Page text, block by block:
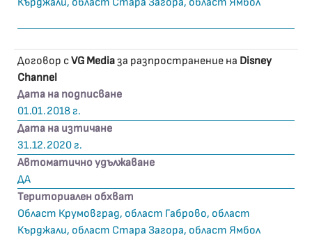
Договор сVG Mediaза разпространение на Disney
Channel
Дата на подписване
01.01.2018 г.
Дата на изтичане
31.12.2020 г.
Автоматично удължаване
ДА
Териториален обхват
Област Крумовград, област Габрово, област
Кърджали, област Стара Загора, област Ямбол